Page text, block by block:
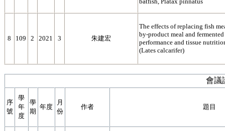
8 109 2 2021 3 朱建宏
The effects of replacing fish
by-product meal and
performance and tissue
(Lates calcarifer)
會議
序
號
學
年
度
學
期
年度
月
份
作者 題目